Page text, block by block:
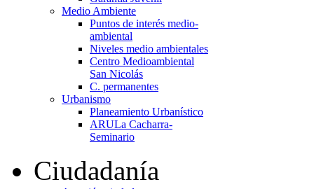
Medio Ambiente
Puntos de interés medio-
ambiental
Niveles medio ambientales
Centro Medioambiental
San Nicolás
C. permanentes
Urbanismo
Planeamiento Urbanístico
ARULa Cacharra-
Seminario
Ciudadanía